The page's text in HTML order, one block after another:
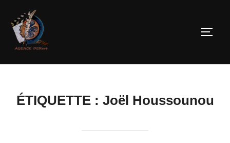
ÉTIQUETTE : Joël Houssounou